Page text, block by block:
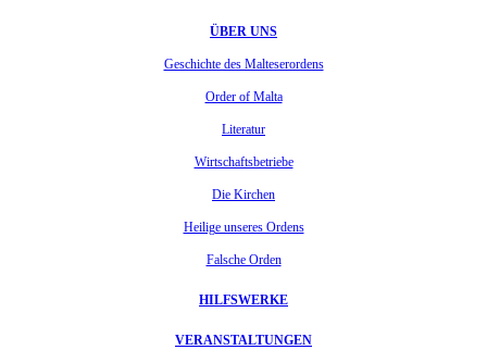
ÜBER UNS
Geschichte des Malteserordens
Order of Malta
Literatur
Wirtschaftsbetriebe
Die Kirchen
Heilige unseres Ordens
Falsche Orden
HILFSWERKE
VERANSTALTUNGEN